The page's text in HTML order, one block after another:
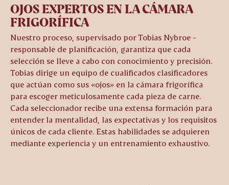
OJOS EXPERTOS EN LA CÁMARA
FRIGORÍFICA
Nuestro proceso, supervisado por Tobias Nybroe -
responsable de planificación, garantiza que cada
selección se lleve a cabo con conocimiento y precisión.
Tobias dirige un equipo de cualificados clasificadores
que actúan como sus «ojos» en la cámara frigorífica
para escoger meticulosamente cada pieza de carne.
Cada seleccionador recibe una extensa formación para
entender la mentalidad, las expectativas y los requisitos
únicos de cada cliente. Estas habilidades se adquieren
mediante experiencia y un entrenamiento exhaustivo.